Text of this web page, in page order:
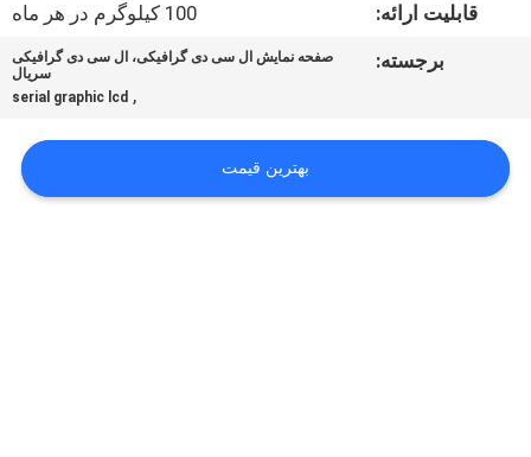
اخبار
درخواست
قابلیت ارائه:
100 کیلوگرم در هر ماه
برجسته:
صفحه نمایش ال سی دی گرافیکی، ال سی دی گرافیکی
سریال
,
serial graphic lcd
بهترین قیمت